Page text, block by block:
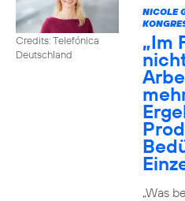
Credits: Telefónica
Deutschland
NICOLE
„Im
„Was